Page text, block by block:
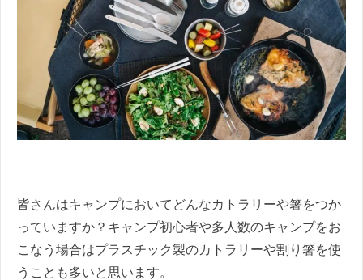
皆さんはキャンプにおいてどんなカトラリーや箸をつか
っていますか？キャンプ初心者や多人数のキャンプをお
こなう場合はプラスチック製のカトラリーや割り箸を使
うことも多いと思います。